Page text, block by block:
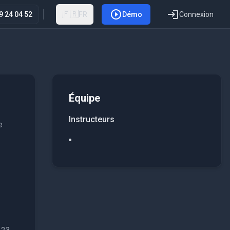
24 04 52 🇫🇷FR Démo Connexion
Équipe
Instructeurs